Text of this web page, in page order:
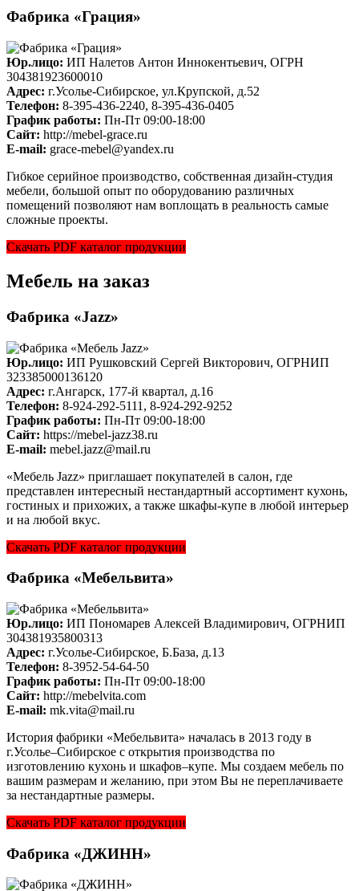
Фабрика «Грация»
Юр.лицо: ИП Налетов Антон Иннокентьевич, ОГРН
304381923600010
Адрес: г.Усолье-Сибирское, ул.Крупской, д.52
Телефон: 8-395-436-2240, 8-395-436-0405
График работы: Пн-Пт 09:00-18:00
Cайт: http://mebel-grace.ru
E-mail: grace-mebel@yandex.ru
Гибкое серийное производство, собственная дизайн-студия
мебели, большой опыт по оборудованию различных
помещений позволяют нам воплощать в реальность самые
сложные проекты.
Скачать PDF каталог продукции
Мебель на заказ
Фабрика «Jazz»
Юр.лицо: ИП Рушковский Сергей Викторович, ОГРНИП
323385000136120
Адрес: г.Ангарск, 177-й квартал, д.16
Телефон: 8-924-292-5111, 8-924-292-9252
График работы: Пн-Пт 09:00-18:00
Cайт: https://mebel-jazz38.ru
E-mail: mebel.jazz@mail.ru
«Мебель Jazz» приглашает покупателей в салон, где
представлен интересный нестандартный ассортимент кухонь,
гостиных и прихожих, а также шкафы-купе в любой интерьер
и на любой вкус.
Скачать PDF каталог продукции
Фабрика «Мебельвита»
Юр.лицо: ИП Пономарев Алексей Владимирович, ОГРНИП
304381935800313
Адрес: г.Усолье-Сибирское, Б.База, д.13
Телефон: 8-3952-54-64-50
График работы: Пн-Пт 09:00-18:00
Cайт: http://mebelvita.com
E-mail: mk.vita@mail.ru
История фабрики «Мебельвита» началась в 2013 году в
г.Усолье–Сибирское с открытия производства по
изготовлению кухонь и шкафов–купе. Мы создаем мебель по
вашим размерам и желанию, при этом Вы не переплачиваете
за нестандартные размеры.
Скачать PDF каталог продукции
Фабрика «ДЖИНН»